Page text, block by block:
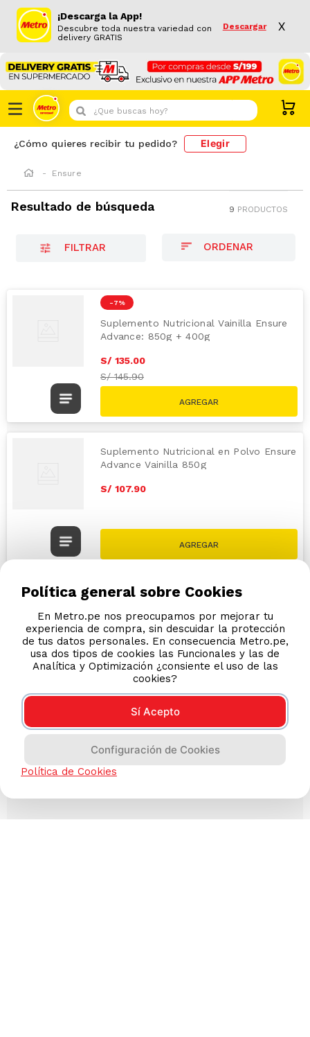
¡Descarga la App!
Descubre toda nuestra variedad con
delivery GRATIS
Descargar X
¿Que buscas hoy?
¿Cómo quieres recibir tu pedido? Elegir
Ensure
Resultado de búsqueda 9 PRODUCTOS
FILTRAR
-7 %
Suplemento Nutricional Vainilla Ensure
Advance: 850g + 400g
S/ 135.00
S/145.90
Suplemento Nutricional en Polvo Ensure
Advance Vainilla 850g
S/ 107.90
Política general sobre Cookies
En Metro.pe nos preocupamos por mejorar tu
experiencia de compra, sin descuidar la protección
de tus datos personales. En consecuencia Metro.pe,
usa dos tipos de cookies las Funcionales y las de
Analítica y Optimización ¿consiente el uso de las
cookies?
Sí Acepto
Configuración de Cookies
Política de Cookies